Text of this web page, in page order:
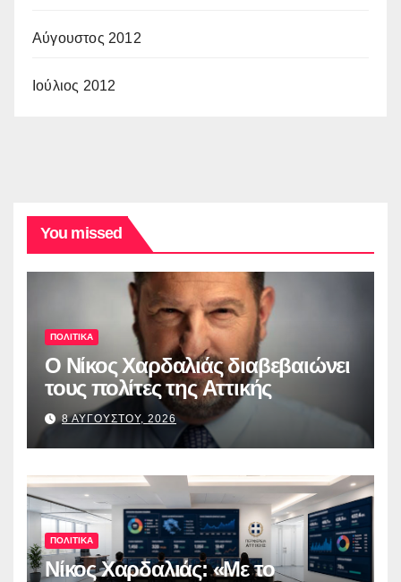
Αύγουστος 2012
Ιούλιος 2012
You missed
ΠΟΛΙΤΙΚΑ
O Νίκος Χαρδαλιάς διαβεβαιώνει
τους πολίτες της Αττικής
8 ΑΥΓΟΥΣΤΟΥ, 2026
ΠΟΛΙΤΙΚΑ
Νίκος Χαρδαλιάς: «Με το